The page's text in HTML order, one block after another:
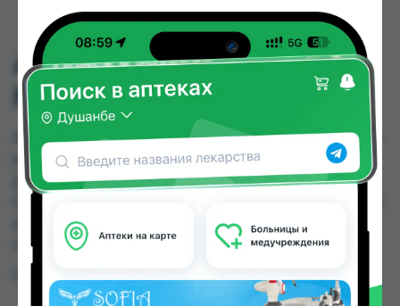
АМПИЦИЛЛИН 1ГР ФЛ
№1 (ГЕРМ)
АМПИЦИЛЛИН 1ГР ФЛ №1 (ГЕРМ) можно купить
или заказать в аптеках, Авиценна, Амирӣ,
Дорухонаи "Гулчехр", Карим Фарм, Насли
от 1.60 TJS до 6.50 TJS в Душанбе и других
городах Таджикистана